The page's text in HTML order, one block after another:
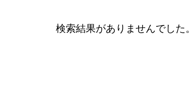
検索結果がありませんでした。